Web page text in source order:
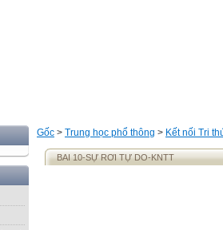
Gốc > Trung học phổ thông > Kết nối Tri
BAI 10-SỰ RƠI TỰ DO-KNTT